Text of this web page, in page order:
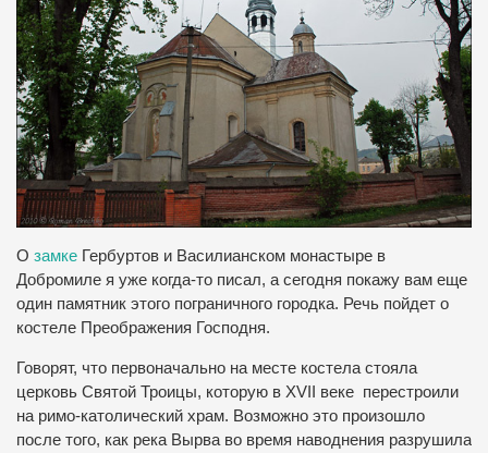
О замке Гербуртов и Василианском монастыре в
Добромиле я уже когда-то писал, а сегодня покажу вам еще
один памятник этого пограничного городка. Речь пойдет о
костеле Преображения Господня.
Говорят, что первоначально на месте костела стояла
церковь Святой Троицы, которую в XVII веке перестроили
на римо-католический храм. Возможно это произошло
после того, как река Вырва во время наводнения разрушила